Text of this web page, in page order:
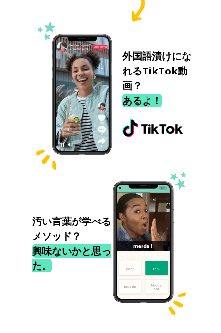
外国語漬けにな
れるTikTok動
画？
あるよ！
汚い言葉が学べる
メソッド？
興味ないかと思っ
た。